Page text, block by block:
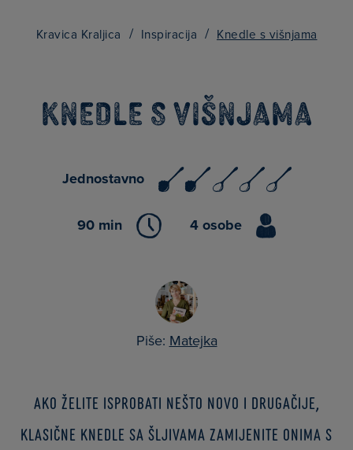
Kravica Kraljica / Inspiracija / Knedle s višnjama
Knedle s višnjama
Jednostavno
90 min 4 osobe
Piše: Matejka
Ako želite isprobati nešto novo i drugačije,
klasične knedle sa šljivama zamijenite onima s